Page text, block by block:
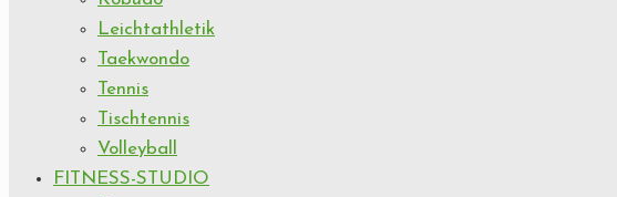
Leichtathletik
Taekwondo
Tennis
Tischtennis
Volleyball
FITNESS-STUDIO